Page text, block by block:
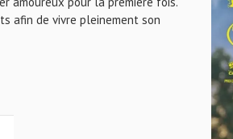
afin de vivre pleinement son